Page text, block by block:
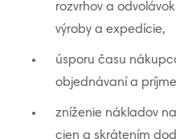
rozvrhov a
výroby a expedície,
úsporu času
objednávaní a
zníženie nákladov
cien a skrátením